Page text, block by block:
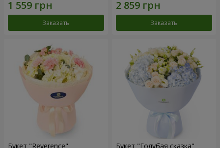
Заказать Заказать
Букет "Reverence" Букет "Голубая сказка"